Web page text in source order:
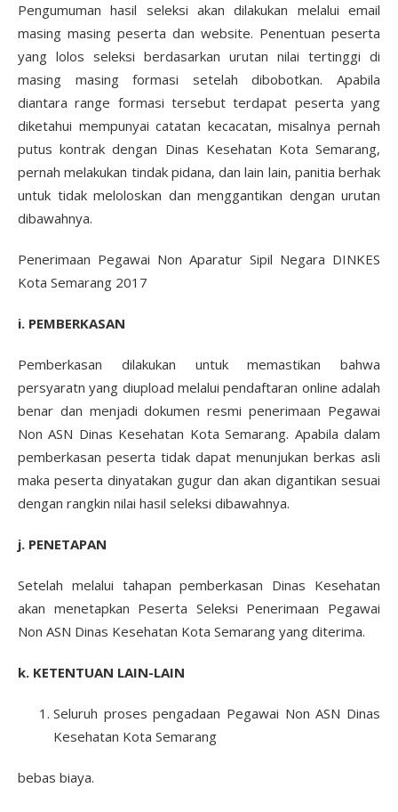
Pengumuman hasil seleksi akan dilakukan melalui email
masing masing peserta dan website. Penentuan peserta
yang lolos seleksi berdasarkan urutan nilai tertinggi di
masing masing formasi setelah dibobotkan. Apabila
diantara range formasi tersebut terdapat peserta yang
diketahui mempunyai catatan kecacatan, misalnya pernah
putus kontrak dengan Dinas Kesehatan Kota Semarang,
pernah melakukan tindak pidana, dan lain lain, panitia berhak
untuk tidak meloloskan dan menggantikan dengan urutan
dibawahnya.
Penerimaan Pegawai Non Aparatur Sipil Negara DINKES
Kota Semarang 2017
i. PEMBERKASAN
Pemberkasan dilakukan untuk memastikan bahwa
persyaratn yang diupload melalui pendaftaran online adalah
benar dan menjadi dokumen resmi penerimaan Pegawai
Non ASN Dinas Kesehatan Kota Semarang. Apabila dalam
pemberkasan peserta tidak dapat menunjukan berkas asli
maka peserta dinyatakan gugur dan akan digantikan sesuai
dengan rangkin nilai hasil seleksi dibawahnya.
j. PENETAPAN
Setelah melalui tahapan pemberkasan Dinas Kesehatan
akan menetapkan Peserta Seleksi Penerimaan Pegawai
Non ASN Dinas Kesehatan Kota Semarang yang diterima.
k. KETENTUAN LAIN-LAIN
Seluruh proses pengadaan Pegawai Non ASN Dinas
Kesehatan Kota Semarang
bebas biaya.